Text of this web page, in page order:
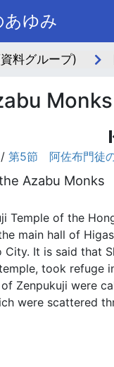
ゆみ
料グループ)
Monks